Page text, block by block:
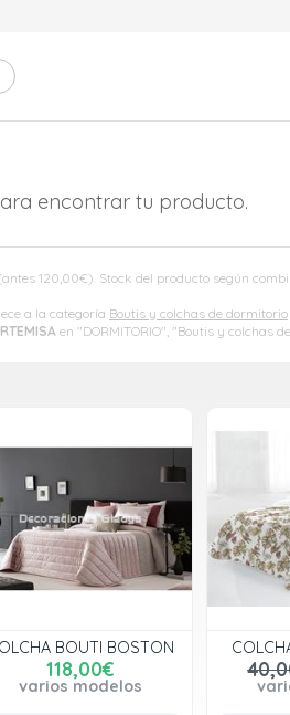
120,00€). Stock del producto según
a la categoría Boutis y colchas de dormitorio
en "DORMITORIO", "Boutis y colchas
encontrar tu producto.
BOUTI BOSTON
118,00€
varios modelos